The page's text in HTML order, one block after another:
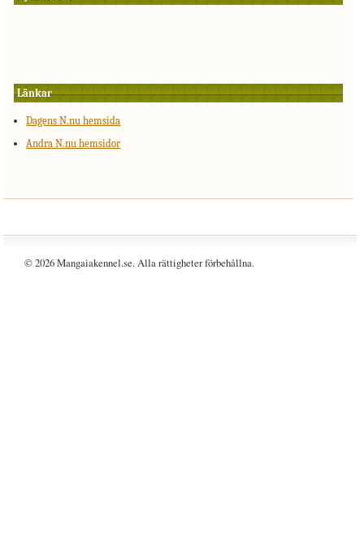
Länkar
Dagens N.nu hemsida
Andra N.nu hemsidor
© 2026 Mangaiakennel.se. Alla rättigheter förbehållna.